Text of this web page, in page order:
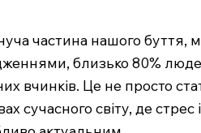
частина нашого буття,
близько 80%
вчинків. Це не просто
сучасного світу, де